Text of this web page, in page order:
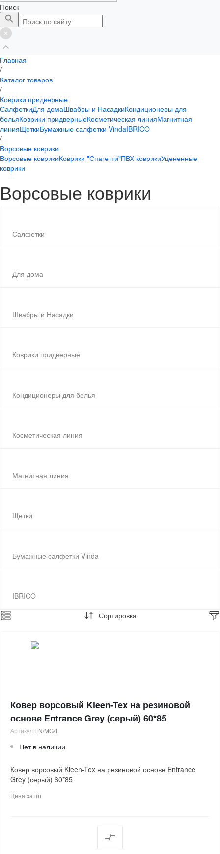
Поиск
Главная
/
Каталог товаров
/
Коврики придверные
СалфеткиДля домаШвабры и НасадкиКондиционеры для
бельяКоврики придверныеКосметическая линияМагнитная
линияЩеткиБумажные салфетки VindaIBRICO
/
Ворсовые коврики
Ворсовые коврикиКоврики "Спагетти"ПВХ коврикиУцененные
коврики
Ворсовые коврики
Салфетки
Для дома
Швабры и Насадки
Коврики придверные
Кондиционеры для белья
Косметическая линия
Магнитная линия
Щетки
Бумажные салфетки Vinda
IBRICO
Сортировка
Ковер ворсовый Kleen-Tex на резиновой
основе Entrance Grey (серый) 60*85
Артикул EN/MG/1
Нет в наличии
Ковер ворсовый Kleen-Tex на резиновой основе Entrance
Grey (серый) 60*85
Цена за шт